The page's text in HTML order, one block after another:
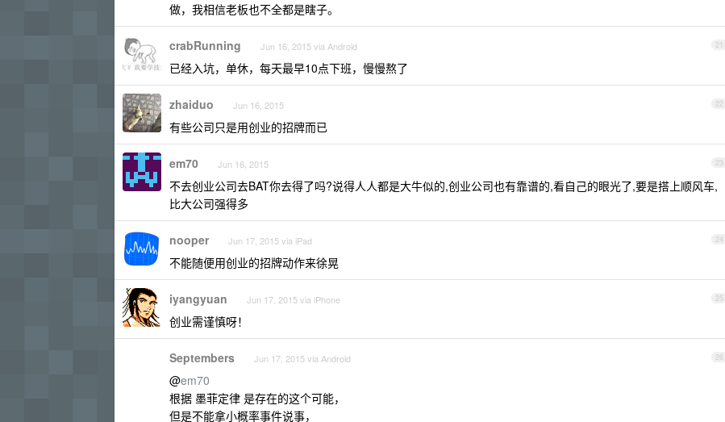
做，我相信老板也不全都是瞎子。
21
crabRunning Jun 16, 2015 via Android
已经入坑，单休，每天最早10点下班，慢慢熬了
22
zhaiduo Jun 16, 2015
有些公司只是用创业的招牌而已
23
em70 Jun 16, 2015
不去创业公司去BAT你去得了吗?说得人人都是大牛似的,创业公司也有靠谱的,看自己的眼光了,要是搭上顺风车,
比大公司强得多
24
nooper Jun 17, 2015 via iPad
不能随便用创业的招牌动作来徐晃
25
iyangyuan Jun 17, 2015 via iPhone
创业需谨慎呀！
26
Septembers Jun 17, 2015 via Android
@em70
根据 墨菲定律 是存在的这个可能，
但是不能拿小概率事件说事，